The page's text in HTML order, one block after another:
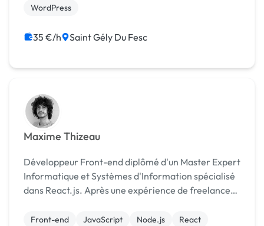
je m'occupe également de toutes les bonnes ...
WordPress
35 €/h Saint Gély Du Fesc
Maxime Thizeau
Développeur Front-end diplômé d'un Master Expert
Informatique et Systèmes d'Information spécialisé
dans React.js. Après une expérience de freelance
formation pour revenir à ce qui me passionnait ...
Front-end JavaScript Node.js
React